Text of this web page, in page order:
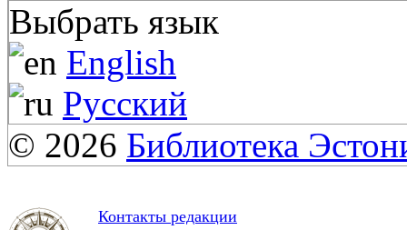
Выбрать язык
English
Русский
© 2026 Библиотека
Контакты редакции